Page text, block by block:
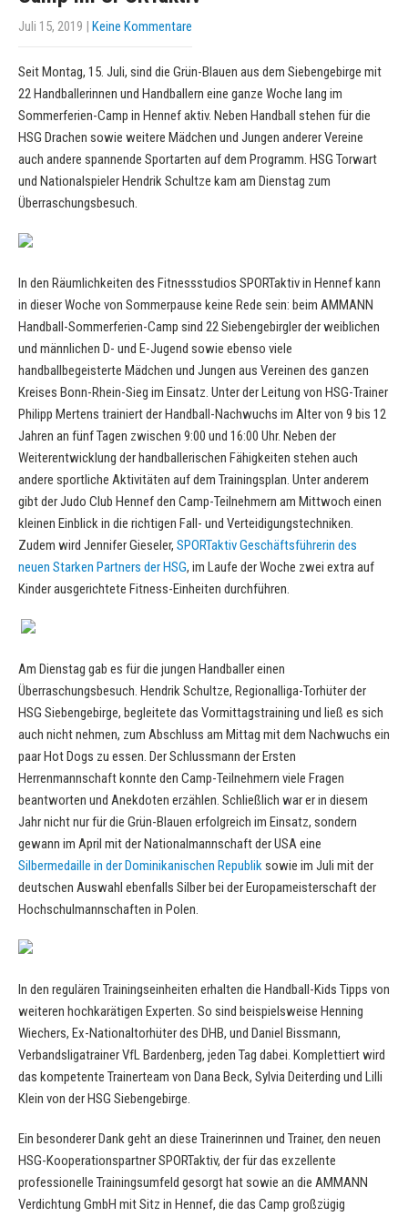
Juli 15, 2019 | Keine Kommentare
Seit Montag, 15. Juli, sind die Grün-Blauen aus dem Siebengebirge mit
22 Handballerinnen und Handballern eine ganze Woche lang im
Sommerferien-Camp in Hennef aktiv. Neben Handball stehen für die
HSG Drachen sowie weitere Mädchen und Jungen anderer Vereine
auch andere spannende Sportarten auf dem Programm. HSG Torwart
und Nationalspieler Hendrik Schultze kam am Dienstag zum
Überraschungsbesuch.
In den Räumlichkeiten des Fitnessstudios SPORTaktiv in Hennef kann
in dieser Woche von Sommerpause keine Rede sein: beim AMMANN
Handball-Sommerferien-Camp sind 22 Siebengebirgler der weiblichen
und männlichen D- und E-Jugend sowie ebenso viele
handballbegeisterte Mädchen und Jungen aus Vereinen des ganzen
Kreises Bonn-Rhein-Sieg im Einsatz. Unter der Leitung von HSG-Trainer
Philipp Mertens trainiert der Handball-Nachwuchs im Alter von 9 bis 12
Jahren an fünf Tagen zwischen 9:00 und 16:00 Uhr. Neben der
Weiterentwicklung der handballerischen Fähigkeiten stehen auch
andere sportliche Aktivitäten auf dem Trainingsplan. Unter anderem
gibt der Judo Club Hennef den Camp-Teilnehmern am Mittwoch einen
kleinen Einblick in die richtigen Fall- und Verteidigungstechniken.
Zudem wird Jennifer Gieseler, SPORTaktiv Geschäftsführerin des
neuen Starken Partners der HSG, im Laufe der Woche zwei extra auf
Kinder ausgerichtete Fitness-Einheiten durchführen.
Am Dienstag gab es für die jungen Handballer einen
Überraschungsbesuch. Hendrik Schultze, Regionalliga-Torhüter der
HSG Siebengebirge, begleitete das Vormittagstraining und ließ es sich
auch nicht nehmen, zum Abschluss am Mittag mit dem Nachwuchs ein
paar Hot Dogs zu essen. Der Schlussmann der Ersten
Herrenmannschaft konnte den Camp-Teilnehmern viele Fragen
beantworten und Anekdoten erzählen. Schließlich war er in diesem
Jahr nicht nur für die Grün-Blauen erfolgreich im Einsatz, sondern
gewann im April mit der Nationalmannschaft der USA eine
Silbermedaille in der Dominikanischen Republiksowie im Juli mit der
deutschen Auswahl ebenfalls Silber bei der Europameisterschaft der
Hochschulmannschaften in Polen.
In den regulären Trainingseinheiten erhalten die Handball-Kids Tipps von
weiteren hochkarätigen Experten. So sind beispielsweise Henning
Wiechers, Ex-Nationaltorhüter des DHB, und Daniel Bissmann,
Verbandsligatrainer VfL Bardenberg, jeden Tag dabei. Komplettiert wird
das kompetente Trainerteam von Dana Beck, Sylvia Deiterding und Lilli
Klein von der HSG Siebengebirge.
Ein besonderer Dank geht an diese Trainerinnen und Trainer, den neuen
HSG-Kooperationspartner SPORTaktiv, der für das exzellente
professionelle Trainingsumfeld gesorgt hat sowie an die AMMANN
Verdichtung GmbH mit Sitz in Hennef, die das Camp großzügig